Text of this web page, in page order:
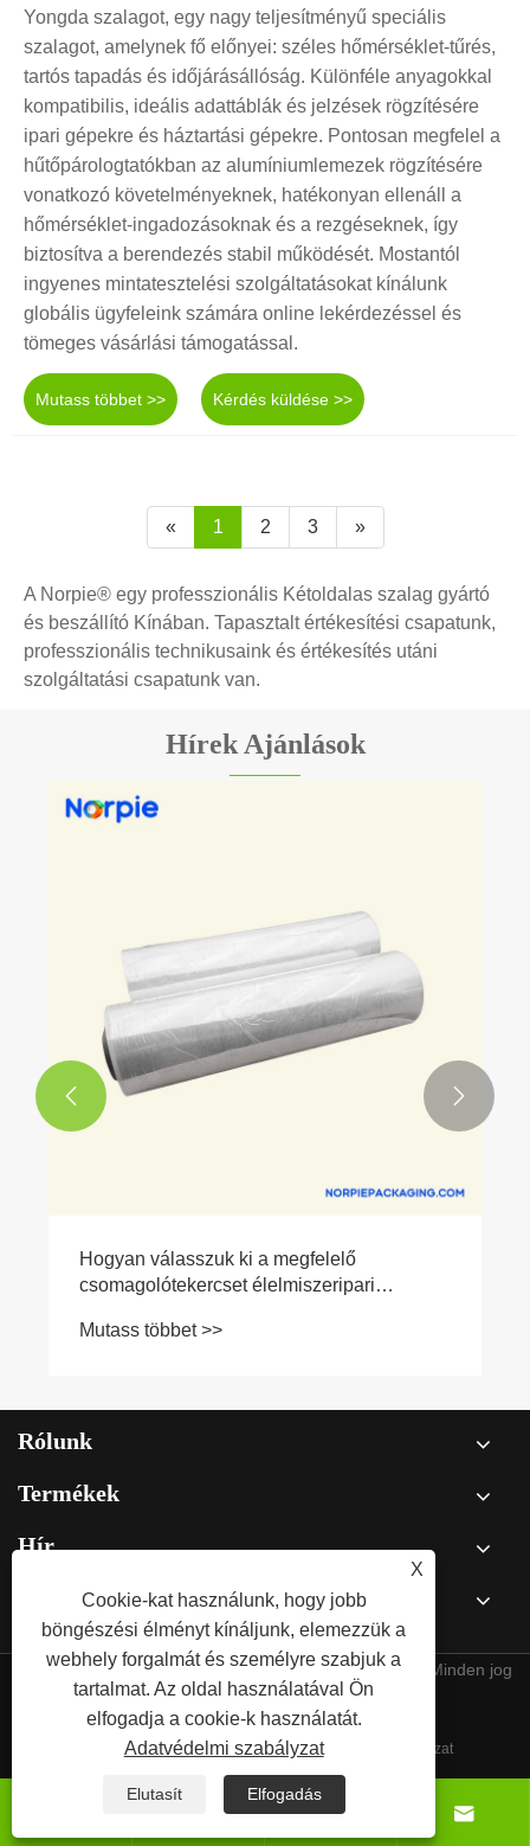
Yongda szalagot, egy nagy teljesítményű speciális
szalagot, amelynek fő előnyei: széles hőmérséklet-tűrés,
tartós tapadás és időjárásállóság. Különféle anyagokkal
kompatibilis, ideális adattáblák és jelzések rögzítésére
ipari gépekre és háztartási gépekre. Pontosan megfelel a
hűtőpárologtatókban az alumíniumlemezek rögzítésére
vonatkozó követelményeknek, hatékonyan ellenáll a
hőmérséklet-ingadozásoknak és a rezgéseknek, így
biztosítva a berendezés stabil működését. Mostantól
ingyenes mintatesztelési szolgáltatásokat kínálunk
globális ügyfeleink számára online lekérdezéssel és
tömeges vásárlási támogatással.
Mutass többet >> Kérdés küldése >>
« 1 2 3 »
A Norpie® egy professzionális Kétoldalas szalag gyártó
és beszállító Kínában. Tapasztalt értékesítési csapatunk,
professzionális technikusaink és értékesítés utáni
szolgáltatási csapatunk van.
Hírek Ajánlások
Hogyan válasszuk ki a megfelelő
csomagolótekercset élelmiszeripari
Mutass többet >>
 
Rólunk
Termékek
Hír
Lépjen kapcsolatba velünk
Copyright © 2025 Qingdao Norpie Packaging Co., Ltd. Minden jog
fenntartva.
Sitemap RSS XML Adatvédelmi szabályzat
 
X
Cookie-kat használunk, hogy jobb
böngészési élményt kínáljunk, elemezzük a
webhely forgalmát és személyre szabjuk a
tartalmat. Az oldal használatával Ön
elfogadja a cookie-k használatát.
Adatvédelmi szabályzat
Elutasít Elfogadás